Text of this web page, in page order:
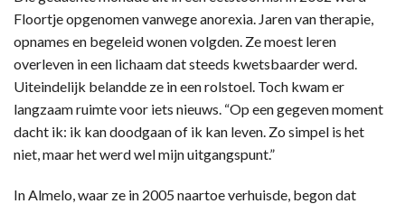
Floortje opgenomen vanwege anorexia. Jaren van therapie,
opnames en begeleid wonen volgden. Ze moest leren
overleven in een lichaam dat steeds kwetsbaarder werd.
Uiteindelijk belandde ze in een rolstoel. Toch kwam er
langzaam ruimte voor iets nieuws. “Op een gegeven moment
dacht ik: ik kan doodgaan of ik kan leven. Zo simpel is het
niet, maar het werd wel mijn uitgangspunt.”
In Almelo, waar ze in 2005 naartoe verhuisde, begon dat